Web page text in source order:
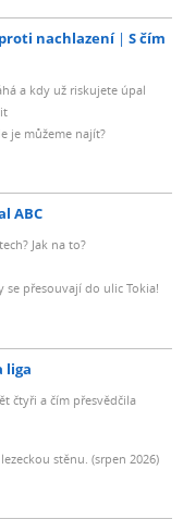
nachlazení
S čím
a kdy už riskujete úpal
je můžeme najít?
ABC
Jak na to?
se přesouvají do ulic Tokia!
liga
čtyři a čím přesvědčila
stěnu. (srpen 2026)